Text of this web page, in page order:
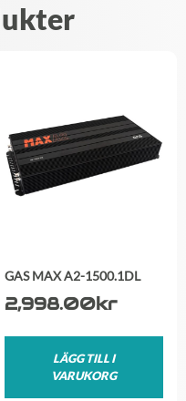
GAS MAX A2-1500.1DL
2,998.00kr
LÄGG TILL I
VARUKORG